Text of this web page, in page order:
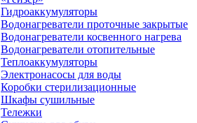
Гидроаккумуляторы
Водонагреватели проточные закрытые
Водонагреватели косвенного нагрева
Водонагреватели отопительные
Теплоаккумуляторы
Электронасосы для воды
Коробки стерилизационные
Шкафы сушильные
Тележки